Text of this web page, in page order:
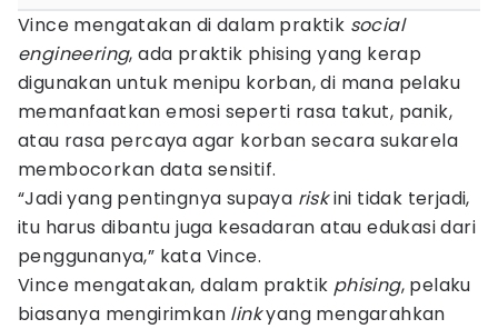
Vince mengatakan di dalam praktik social
engineering, ada praktik phising yang kerap
digunakan untuk menipu korban, di mana pelaku
memanfaatkan emosi seperti rasa takut, panik,
atau rasa percaya agar korban secara sukarela
membocorkan data sensitif.
“Jadi yang pentingnya supaya riskini tidak terjadi,
itu harus dibantu juga kesadaran atau edukasi dari
penggunanya,” kata Vince.
Vince mengatakan, dalam praktik phising, pelaku
biasanya mengirimkan linkyang mengarahkan